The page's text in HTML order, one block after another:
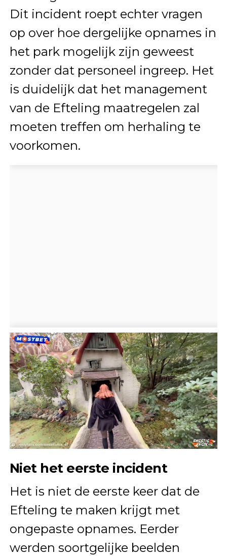
Dit incident roept echter vragen
op over hoe dergelijke opnames in
het park mogelijk zijn geweest
zonder dat personeel ingreep. Het
is duidelijk dat het management
van de Efteling maatregelen zal
moeten treffen om herhaling te
voorkomen.
Niet het eerste incident
Het is niet de eerste keer dat de
Efteling te maken krijgt met
ongepaste opnames. Eerder
werden soortgelijke beelden